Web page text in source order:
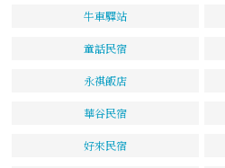
牛車驛站
童話民宿
永祺飯店
華谷民宿
好來民宿